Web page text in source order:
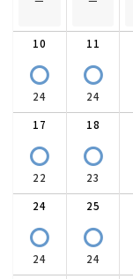
10
〇
24
11
〇
24
17
〇
22
18
〇
23
24
〇
24
25
〇
24